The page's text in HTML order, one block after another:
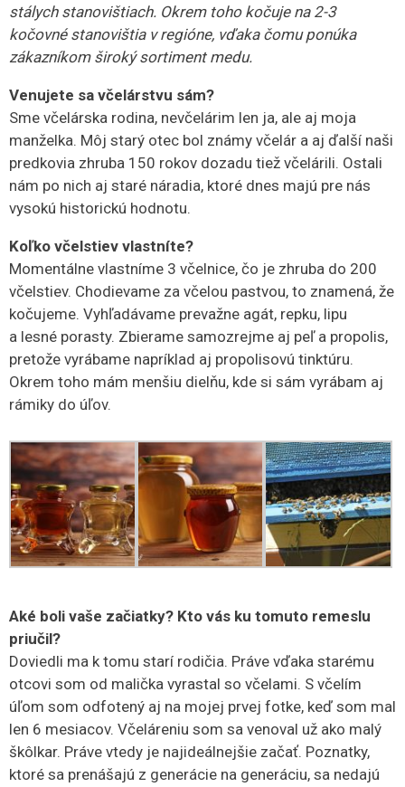
stálych stanovištiach. Okrem toho kočuje na 2-3
kočovné stanovištia v regióne, vďaka čomu ponúka
zákazníkom široký sortiment medu.
Venujete sa včelárstvu sám?
Sme včelárska rodina, nevčelárim len ja, ale aj moja
manželka. Môj starý otec bol známy včelár a aj ďalší naši
predkovia zhruba 150 rokov dozadu tiež včelárili. Ostali
nám po nich aj staré náradia, ktoré dnes majú pre nás
vysokú historickú hodnotu.
Koľko včelstiev vlastníte?
Momentálne vlastníme 3 včelnice, čo je zhruba do 200
včelstiev. Chodievame za včelou pastvou, to znamená, že
kočujeme. Vyhľadávame prevažne agát, repku, lipu
a lesné porasty. Zbierame samozrejme aj peľ a propolis,
pretože vyrábame napríklad aj propolisovú tinktúru.
Okrem toho mám menšiu dielňu, kde si sám vyrábam aj
rámiky do úľov.
Aké boli vaše začiatky? Kto vás ku tomuto remeslu
priučil?
Doviedli ma k tomu starí rodičia. Práve vďaka starému
otcovi som od malička vyrastal so včelami. S včelím
úľom som odfotený aj na mojej prvej fotke, keď som mal
len 6 mesiacov. Včeláreniu som sa venoval už ako malý
škôlkar. Práve vtedy je najideálnejšie začať. Poznatky,
ktoré sa prenášajú z generácie na generáciu, sa nedajú